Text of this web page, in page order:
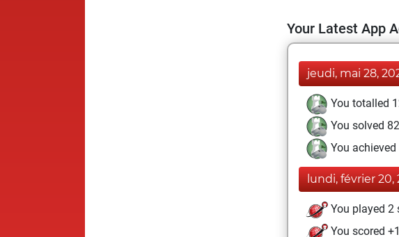
Your Latest App
jeudi, mai 28,
You totalled
You solved
You
lundi, février 20,
You played 2
You scored